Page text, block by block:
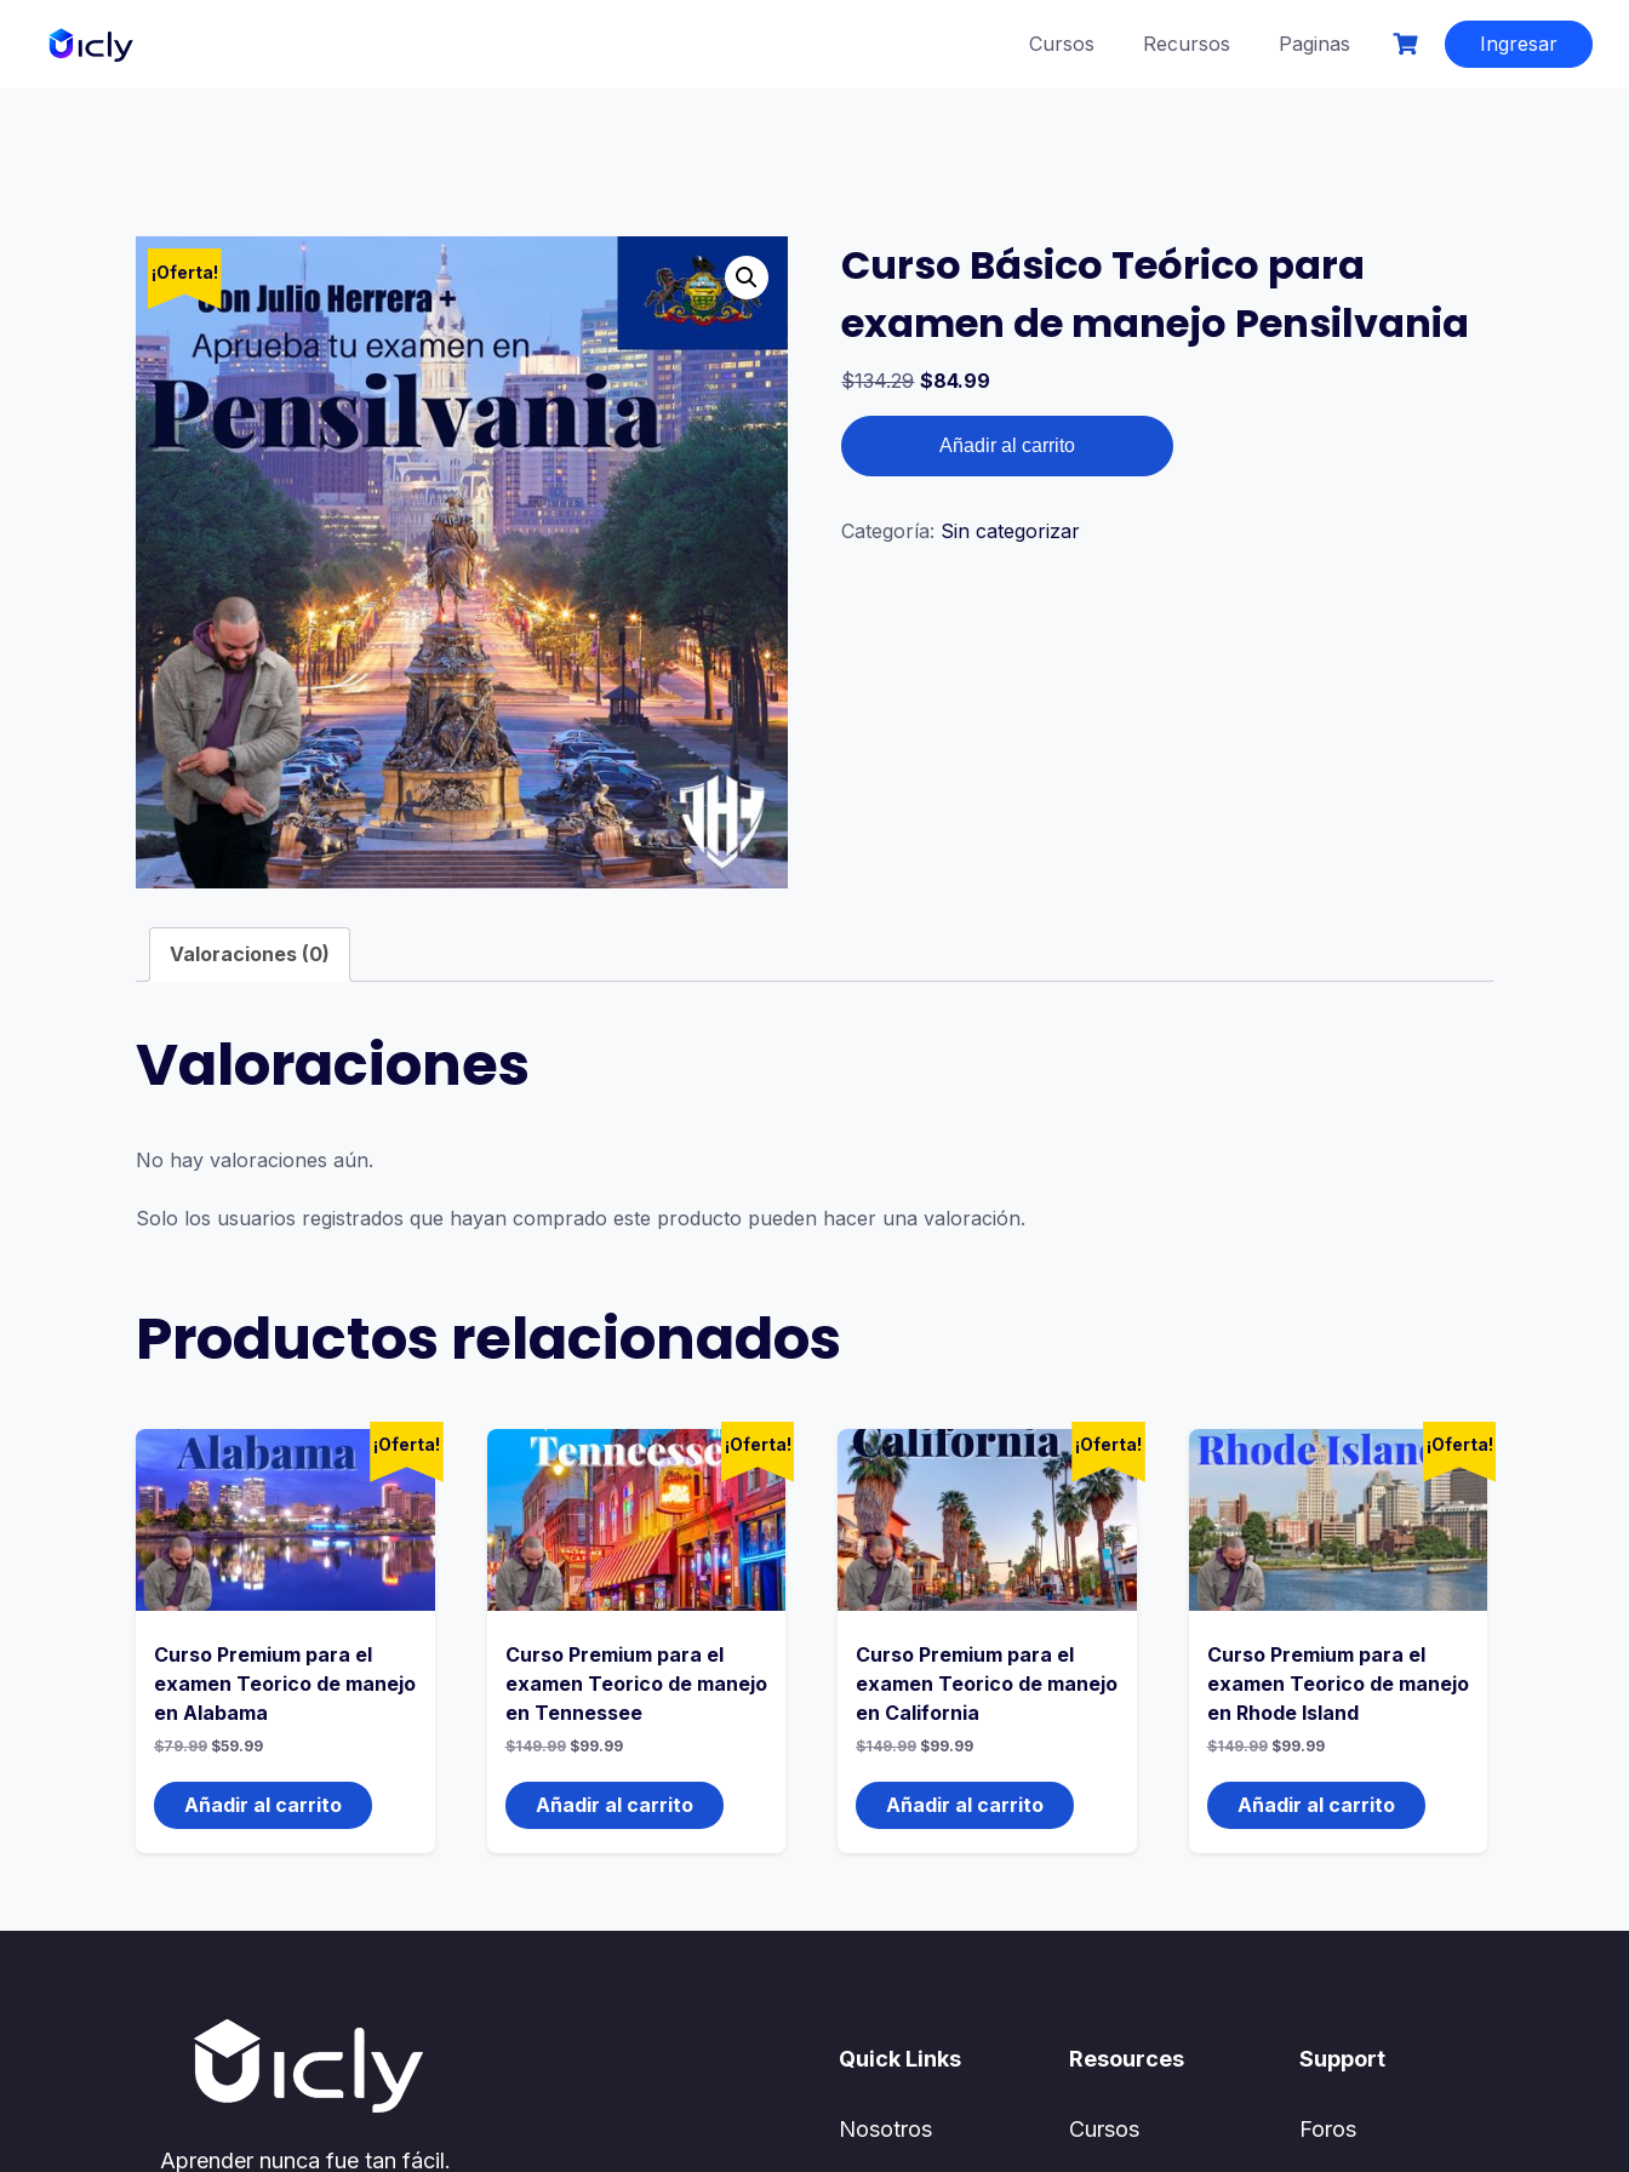
Cursos Recursos Paginas Ingresar
¡Oferta!
Curso Básico Teórico para
examen de manejo Pensilvania
$134.29 $84.99
Añadir al carrito
Categoría: Sin categorizar
Valoraciones (0)
Valoraciones
No hay valoraciones aún.
Solo los usuarios registrados que hayan comprado este producto pueden hacer una valoración.
Productos relacionados
¡Oferta!
Curso Premium para el
examen Teorico de manejo
en Alabama
$79.99 $59.99
Añadir al carrito
¡Oferta!
Curso Premium para el
examen Teorico de manejo
en Tennessee
$149.99 $99.99
Añadir al carrito
¡Oferta!
Curso Premium para el
examen Teorico de manejo
en California
$149.99 $99.99
Añadir al carrito
¡Oferta!
Curso Premium para el
examen Teorico de manejo
en Rhode Island
$149.99 $99.99
Añadir al carrito
Aprender nunca fue tan fácil.
Quick Links
Nosotros
Resources
Cursos
Support
Foros